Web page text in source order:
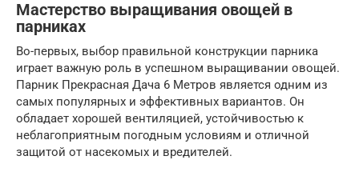
Мастерство выращивания овощей в
парниках
Во-первых, выбор правильной конструкции парника
играет важную роль в успешном выращивании овощей.
Парник Прекрасная Дача 6 Метров является одним из
самых популярных и эффективных вариантов. Он
обладает хорошей вентиляцией, устойчивостью к
неблагоприятным погодным условиям и отличной
защитой от насекомых и вредителей.